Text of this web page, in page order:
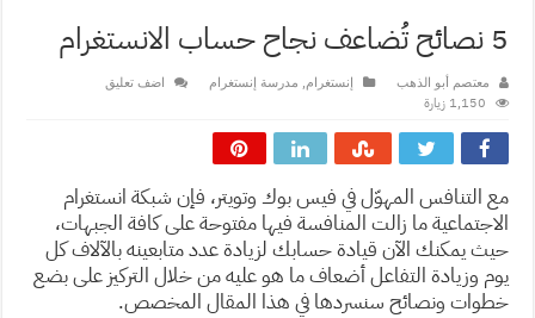
5 نصائح تُضاعف نجاح حساب الانستغرام
معتصم أبو الذهب إنستغرام, مدرسة إنستغرام اضف تعليق
1,150 زيارة
مع التنافس المهوّل في فيس بوك وتويتر، فإن شبكة انستغرام
الاجتماعية ما زالت المنافسة فيها مفتوحة على كافة الجبهات،
حيث يمكنك الآن قيادة حسابك لزيادة عدد متابعينه بالآلاف كل
يوم وزيادة التفاعل أضعاف ما هو عليه من خلال التركيز على بضع
خطوات ونصائح سنسردها في هذا المقال المخصص.